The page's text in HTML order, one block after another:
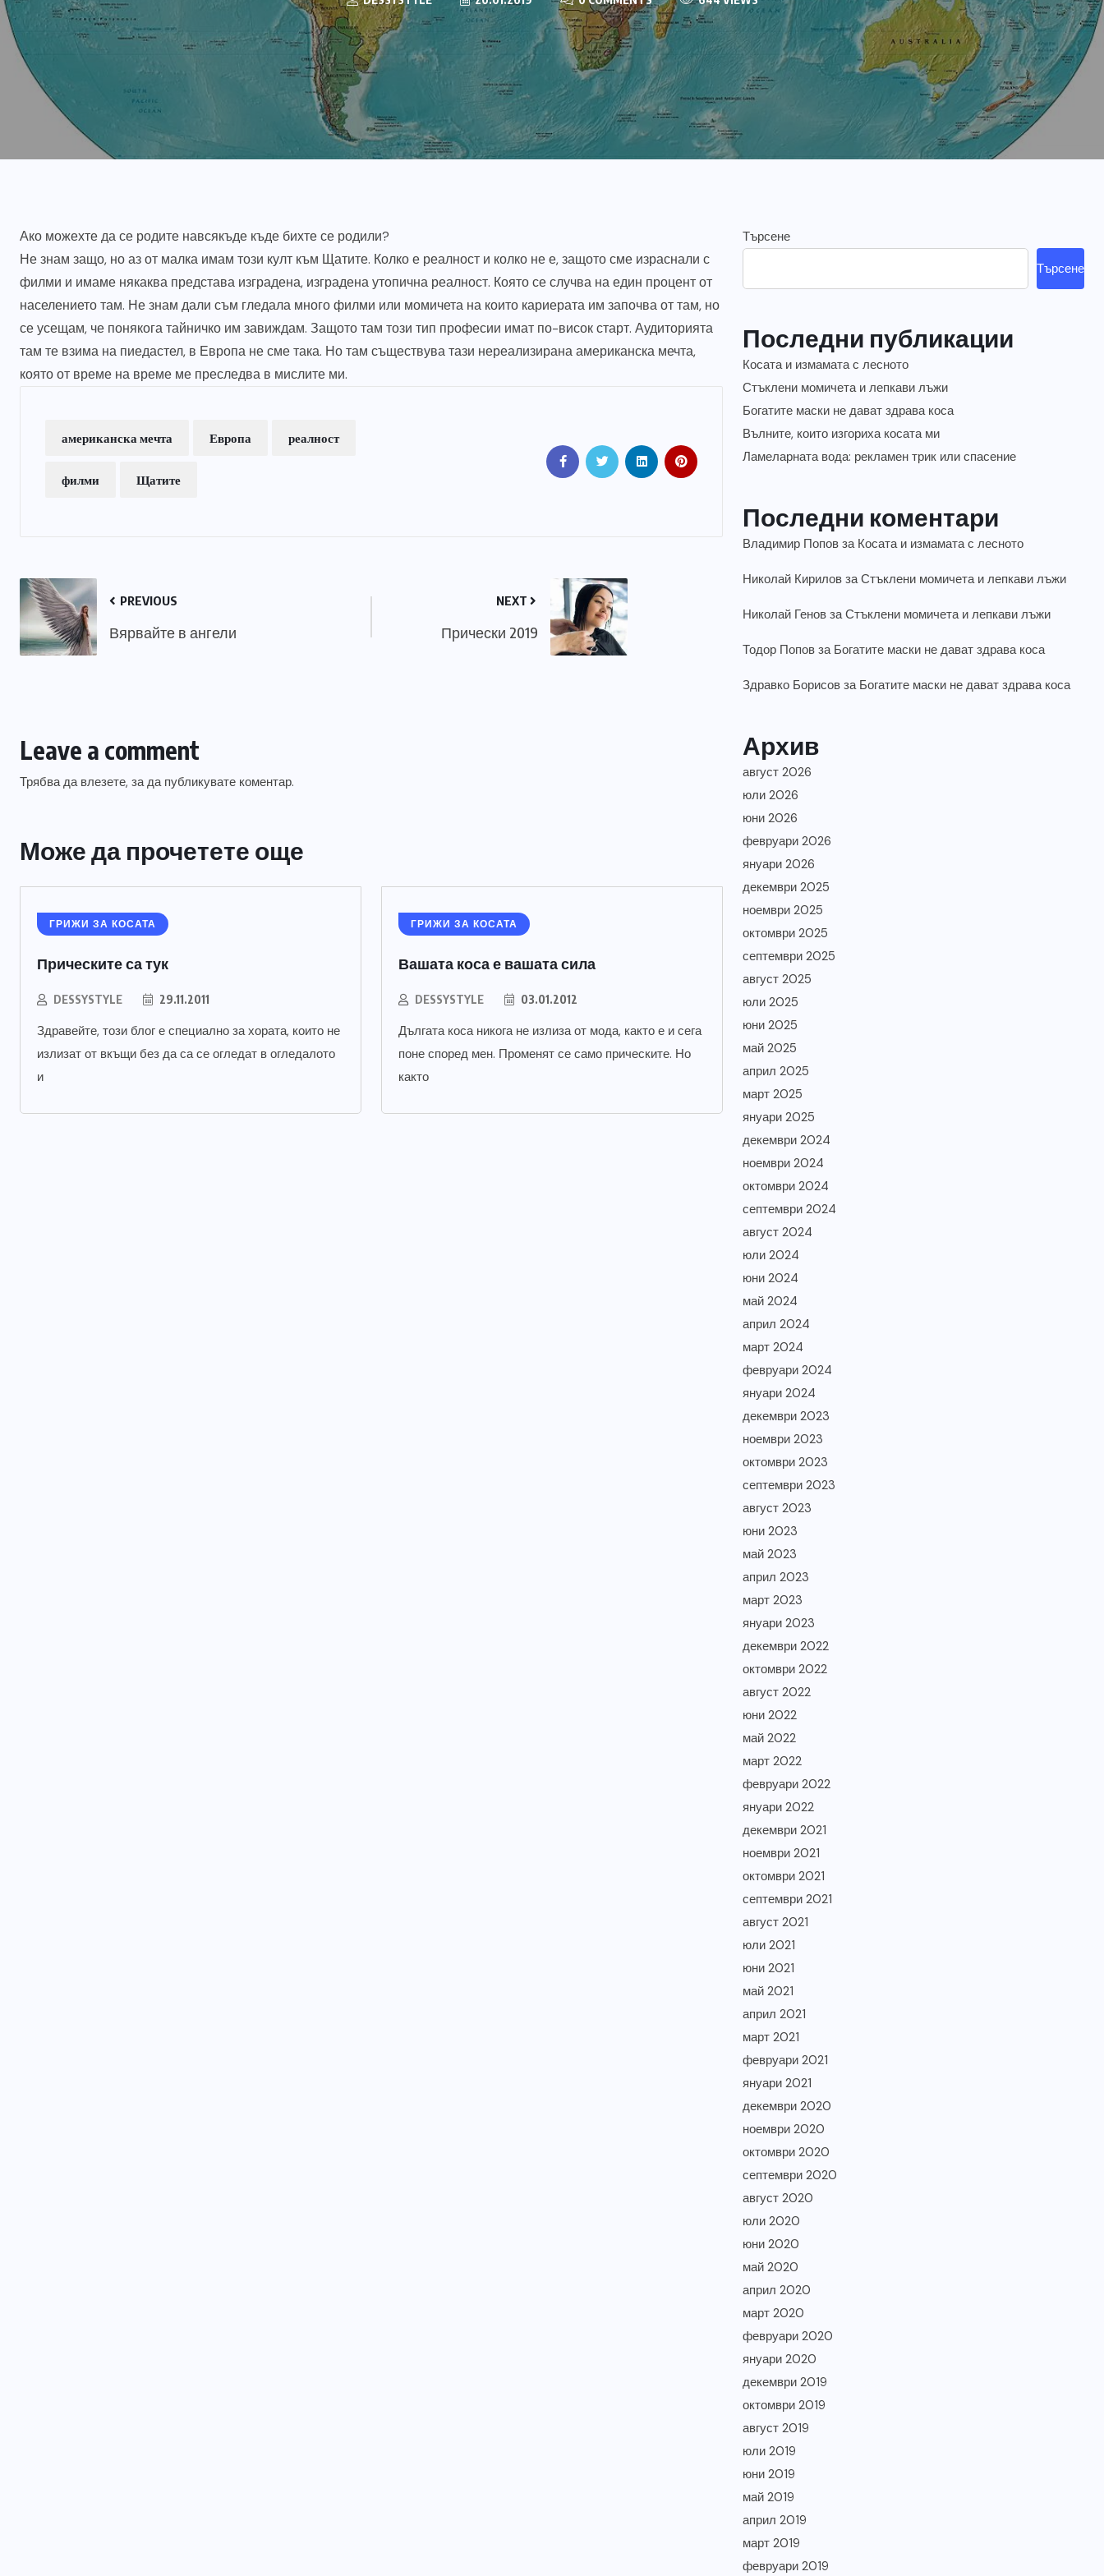
Ако можехте да се родите навсякъде къде бихте се родили?
Не знам защо, но аз от малка имам този култ към Щатите. Колко е реалност и колко не е, защото сме израснали с
филми и имаме някаква представа изградена, изградена утопична реалност. Която се случва на един процент от
населението там. Не знам дали съм гледала много филми или момичета на които кариерата им започва от там, но
се усещам, че понякога тайничко им завиждам. Защото там този тип професии имат по-висок старт. Аудиторията
там те взима на пиедастел, в Европа не сме така. Но там съществува тази нереализирана американска мечта,
която от време на време ме преследва в мислите ми.
американска мечта Европа реалност
филми Щатите
PREVIOUS
Вярвайте в ангели
NEXT
Прически 2019
Leave a comment
Трябва да влезете, за да публикувате коментар.
Може да прочетете още
ГРИЖИ ЗА КОСАТА
Прическите са тук
DESSYSTYLE 29.11.2011
Здравейте, този блог е специално за хората, които не
излизат от вкъщи без да са се огледат в огледалото
и
ГРИЖИ ЗА КОСАТА
Вашата коса е вашата сила
DESSYSTYLE 03.01.2012
Дългата коса никога не излиза от мода, както е и сега
поне според мен. Променят се само прическите. Но
както
Търсене
Търсене
Последни публикации
Косата и измамата с лесното
Стъклени момичета и лепкави лъжи
Богатите маски не дават здрава коса
Вълните, които изгориха косата ми
Ламеларната вода: рекламен трик или спасение
Последни коментари
Владимир Попов за Косата и измамата с лесното
Николай Кирилов заСтъклени момичета и лепкави лъжи
Николай Генов заСтъклени момичета и лепкави лъжи
Тодор Попов за Богатите маски не дават здрава коса
Здравко Борисов за Богатите маски не дават здрава коса
Архив
август 2026
юли 2026
юни 2026
февруари 2026
януари 2026
декември 2025
ноември 2025
октомври 2025
септември 2025
август 2025
юли 2025
юни 2025
май 2025
април 2025
март 2025
януари 2025
декември 2024
ноември 2024
октомври 2024
септември 2024
август 2024
юли 2024
юни 2024
май 2024
април 2024
март 2024
февруари 2024
януари 2024
декември 2023
ноември 2023
октомври 2023
септември 2023
август 2023
юни 2023
май 2023
април 2023
март 2023
януари 2023
декември 2022
октомври 2022
август 2022
юни 2022
май 2022
март 2022
февруари 2022
януари 2022
декември 2021
ноември 2021
октомври 2021
септември 2021
август 2021
юли 2021
юни 2021
май 2021
април 2021
март 2021
февруари 2021
януари 2021
декември 2020
ноември 2020
октомври 2020
септември 2020
август 2020
юли 2020
юни 2020
май 2020
април 2020
март 2020
февруари 2020
януари 2020
декември 2019
октомври 2019
август 2019
юли 2019
юни 2019
май 2019
април 2019
март 2019
февруари 2019